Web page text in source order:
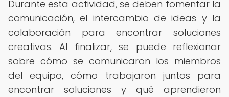
Durante esta actividad, se deben fomentar la
comunicación, el intercambio de ideas y la
colaboración para encontrar soluciones
creativas. Al finalizar, se puede reflexionar
sobre cómo se comunicaron los miembros
del equipo, cómo trabajaron juntos para
encontrar soluciones y qué aprendieron